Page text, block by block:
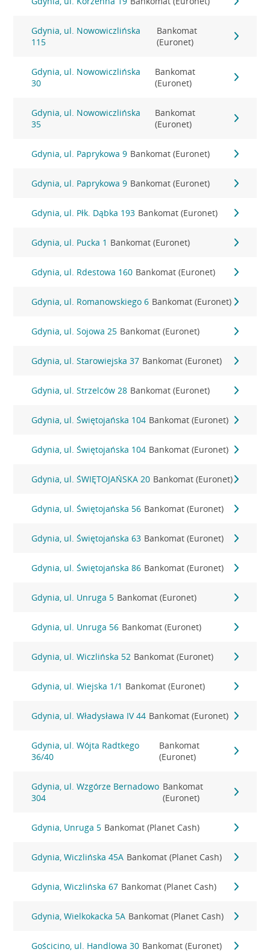
Gdynia, ul. Nowowiczlińska
115
Bankomat
(Euronet)
Gdynia, ul. Nowowiczlińska
30
Bankomat
(Euronet)
Gdynia, ul. Nowowiczlińska
35
Bankomat
(Euronet)
Gdynia, ul. Paprykowa 9 Bankomat (Euronet)
Gdynia, ul. Paprykowa 9 Bankomat (Euronet)
Gdynia, ul. Płk. Dąbka 193 Bankomat (Euronet)
Gdynia, ul. Pucka 1 Bankomat (Euronet)
Gdynia, ul. Rdestowa 160 Bankomat (Euronet)
Gdynia, ul. Romanowskiego 6 Bankomat (Euronet)
Gdynia, ul. Sojowa 25 Bankomat (Euronet)
Gdynia, ul. Starowiejska 37 Bankomat (Euronet)
Gdynia, ul. Strzelców 28 Bankomat (Euronet)
Gdynia, ul. Świętojańska 104 Bankomat (Euronet)
Gdynia, ul. Świętojańska 104 Bankomat (Euronet)
Gdynia, ul. ŚWIĘTOJAŃSKA 20 Bankomat (Euronet)
Gdynia, ul. Świętojańska 56 Bankomat (Euronet)
Gdynia, ul. Świętojańska 63 Bankomat (Euronet)
Gdynia, ul. Świętojańska 86 Bankomat (Euronet)
Gdynia, ul. Unruga 5 Bankomat (Euronet)
Gdynia, ul. Unruga 56 Bankomat (Euronet)
Gdynia, ul. Wiczlińska 52 Bankomat (Euronet)
Gdynia, ul. Wiejska 1/1 Bankomat (Euronet)
Gdynia, ul. Władysława IV 44 Bankomat (Euronet)
Gdynia, ul. Wójta Radtkego
36/40
Bankomat
(Euronet)
Gdynia, ul. Wzgórze Bernadowo
304
Bankomat
(Euronet)
Gdynia, Unruga 5 Bankomat (Planet Cash)
Gdynia, Wiczlińska 45A Bankomat (Planet Cash)
Gdynia, Wiczlińska 67 Bankomat (Planet Cash)
Gdynia, Wielkokacka 5A Bankomat (Planet Cash)
Gościcino, ul. Handlowa 30 Bankomat (Euronet)